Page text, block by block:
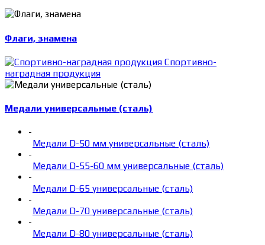
Флаги, знамена
Спортивно-
наградная продукция
Медали универсальные (сталь)
-
Медали D-50 мм универсальные (сталь)
-
Медали D-55-60 мм универсальные (сталь)
-
Медали D-65 универсальные (сталь)
-
Медали D-70 универсальные (сталь)
-
Медали D-80 универсальные (сталь)